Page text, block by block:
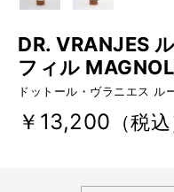
DR. VRANJES
フィル
ドットール・ヴラニエス ル
￥13,200 （税込